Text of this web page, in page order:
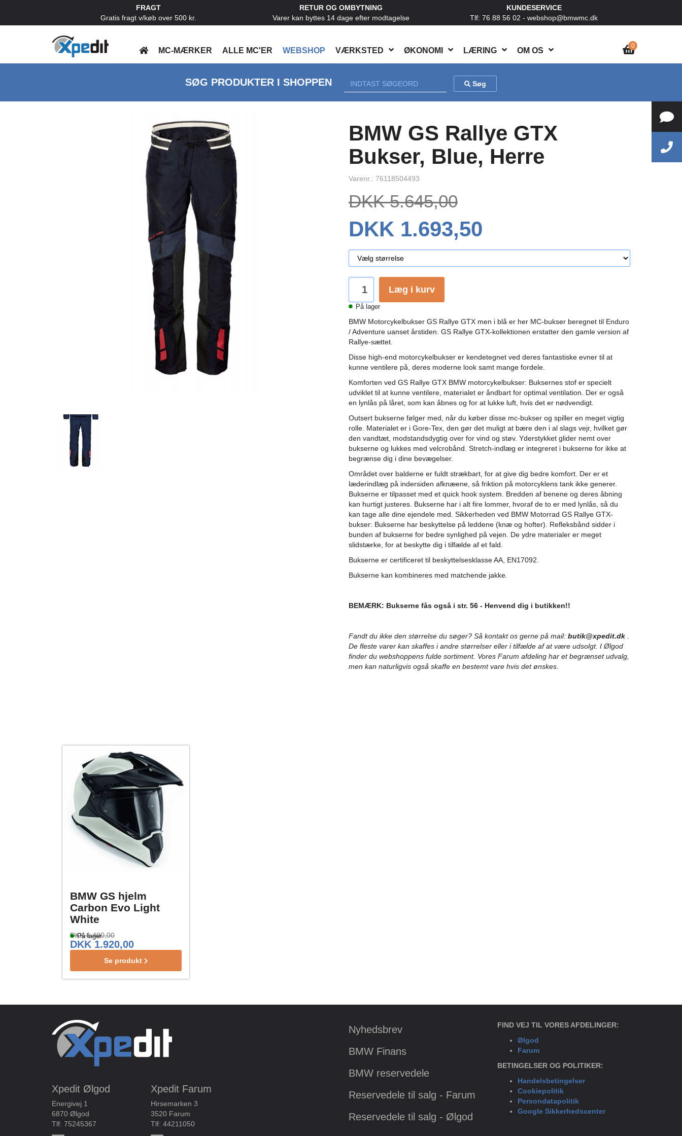
MC-MÆRKER ALLE MC'ER WEBSHOP VÆRKSTED ØKONOMI LÆRING OM OS
0
FRAGT
Gratis fragt v/køb over 500 kr.
RETUR OG OMBYTNING
Varer kan byttes 14 dage efter modtagelse
KUNDESERVICE
Tlf: 76 88 56 02 - webshop@bmwmc.dk
SØG PRODUKTER I SHOPPEN Søg
BMW GS Rallye GTX
Bukser, Blue, Herre
Varenr.: 76118504493
DKK 5.645,00
DKK 1.693,50
Læg i kurv
På lager
BMW Motorcykelbukser GS Rallye GTX men i blå er her MC-bukser beregnet til Enduro
/ Adventure uanset årstiden. GS Rallye GTX-kollektionen erstatter den gamle version af
Rallye-sættet.
Disse high-end motorcykelbukser er kendetegnet ved deres fantastiske evner til at
kunne ventilere på, deres moderne look samt mange fordele.
Komforten ved GS Rallye GTX BMW motorcykelbukser: Buksernes stof er specielt
udviklet til at kunne ventilere, materialet er åndbart for optimal ventilation. Der er også
en lynlås på låret, som kan åbnes og for at lukke luft, hvis det er nødvendigt.
Outsert bukserne følger med, når du køber disse mc-bukser og spiller en meget vigtig
rolle. Materialet er i Gore-Tex, den gør det muligt at bære den i al slags vejr, hvilket gør
den vandtæt, modstandsdygtig over for vind og støv. Yderstykket glider nemt over
bukserne og lukkes med velcrobånd. Stretch-indlæg er integreret i bukserne for ikke at
begrænse dig i dine bevægelser.
Området over balderne er fuldt strækbart, for at give dig bedre komfort. Der er et
læderindlæg på indersiden af​​knæene, så friktion på motorcyklens tank ikke generer.
Bukserne er tilpasset med et quick hook system. Bredden af ​​benene og deres åbning
kan hurtigt justeres. Bukserne har i alt fire lommer, hvoraf de to er med lynlås, så du
kan tage alle dine ejendele med. Sikkerheden ved BMW Motorrad GS Rallye GTX-
bukser: Bukserne har beskyttelse på leddene (knæ og hofter). Refleksbånd sidder i
bunden af ​​bukserne for bedre synlighed på vejen. De ydre materialer er meget
slidstærke, for at beskytte dig i tilfælde af et fald.
Bukserne er certificeret til beskyttelsesklasse AA, EN17092.
Bukserne kan kombineres med matchende jakke.
BEMÆRK: Bukserne fås også i str. 56 - Henvend dig i butikken!!
Fandt du ikke den størrelse du søger? Så kontakt os gerne på mail: butik@xpedit.dk
De fleste varer kan skaffes i andre størrelser eller i tilfælde af at være udsolgt. I Ølgod
finder du webshoppens fulde sortiment. Vores Farum afdeling har et begrænset udvalg,
men kan naturligvis også skaffe en bestemt vare hvis det ønskes.
BMW GS hjelm
Carbon Evo Light
White
På lager
DKK 6.400,00
DKK 1.920,00
Se produkt
Xpedit Ølgod
Energivej 1
6870 Ølgod
Tlf: 75245367
Xpedit Farum
Hirsemarken 3
3520 Farum
Tlf: 44211050
Nyhedsbrev
BMW Finans
BMW reservedele
Reservedele til salg - Farum
Reservedele til salg - Ølgod
FIND VEJ TIL VORES AFDELINGER:
Ølgod
Farum
BETINGELSER OG POLITIKER:
Handelsbetingelser
Cookiepolitik
Persondatapolitik
Google Sikkerhedscenter